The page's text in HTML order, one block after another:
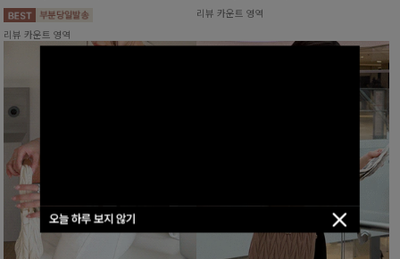
오늘 하루 보지 않기
리뷰 카운트 영역
리뷰 카운트 영역